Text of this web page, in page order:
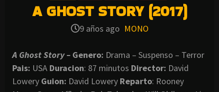
A GHOST STORY (2017)
9 años ago MONO
A Ghost Story – Genero: Drama – Suspenso – Terror
Pais: USA Duracion: 87 minutos Director: David
Lowery Guion: David Lowery Reparto: Rooney